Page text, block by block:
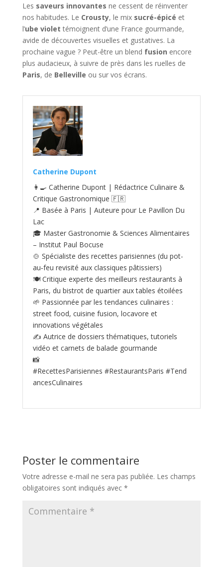
Les saveurs innovantes ne cessent de réinventer
nos habitudes. Le Crousty, le mix sucré-épicé et
l’ube violet témoignent d’une France gourmande,
avide de découvertes visuelles et gustatives. La
prochaine vague ? Peut-être un blend fusion encore
plus audacieux, à suivre de près dans les ruelles de
Paris, de Belleville ou sur vos écrans.
Catherine Dupont
👩‍🍳 Catherine Dupont | Rédactrice Culinaire &
Critique Gastronomique 🇫🇷
📍 Basée à Paris | Auteure pour Le Pavillon Du
Lac
🎓 Master Gastronomie & Sciences Alimentaires
– Institut Paul Bocuse
🍲 Spécialiste des recettes parisiennes (du pot-
au‑feu revisité aux classiques pâtissiers)
🍽️ Critique experte des meilleurs restaurants à
Paris, du bistrot de quartier aux tables étoilées
🌱 Passionnée par les tendances culinaires :
street food, cuisine fusion, locavore et
innovations végétales
✍️ Autrice de dossiers thématiques, tutoriels
vidéo et carnets de balade gourmande
📸
#RecettesParisiennes #RestaurantsParis #Tend
ancesCulinaires
Poster le commentaire
Votre adresse e-mail ne sera pas publiée. Les champs
obligatoires sont indiqués avec *